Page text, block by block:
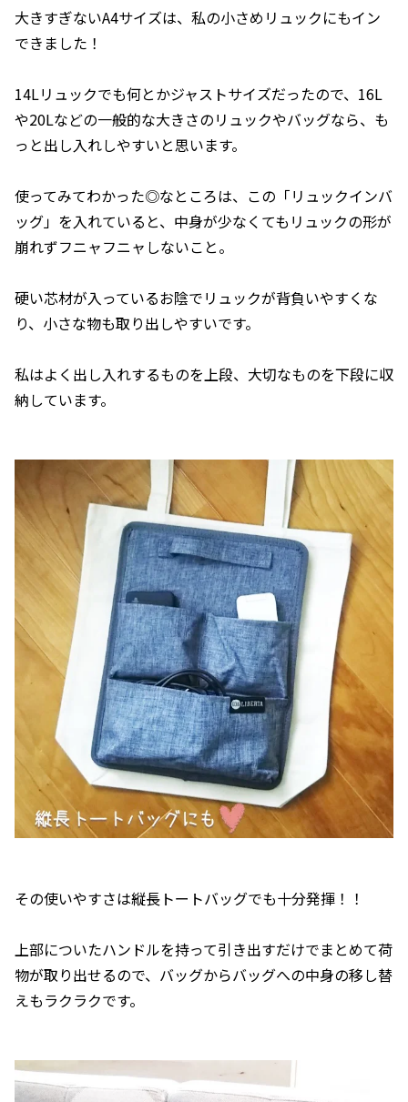
大きすぎないA4サイズは、私の小さめリュックにもイン
できました！
14Lリュックでも何とかジャストサイズだったので、16L
や20Lなどの一般的な大きさのリュックやバッグなら、も
っと出し入れしやすいと思います。
使ってみてわかった◎なところは、この「リュックインバ
ッグ」を入れていると、中身が少なくてもリュックの形が
崩れずフニャフニャしないこと。
硬い芯材が入っているお陰でリュックが背負いやすくな
り、小さな物も取り出しやすいです。
私はよく出し入れするものを上段、大切なものを下段に収
納しています。
その使いやすさは縦長トートバッグでも十分発揮！！
上部についたハンドルを持って引き出すだけでまとめて荷
物が取り出せるので、バッグからバッグへの中身の移し替
えもラクラクです。